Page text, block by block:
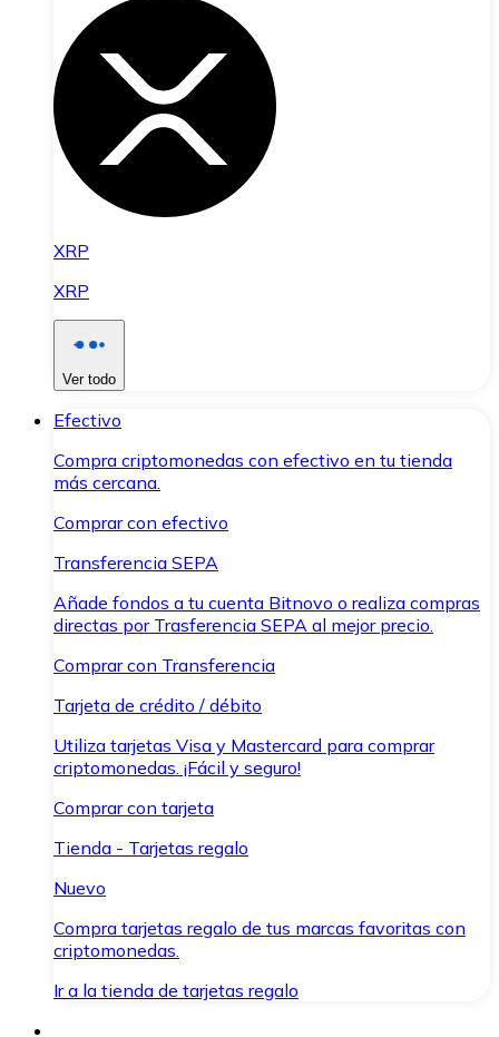
XRP
XRP
Ver todo
Efectivo
Compra criptomonedas con efectivo en tu tienda
más cercana.
Comprar con efectivo
Transferencia SEPA
Añade fondos a tu cuenta Bitnovo o realiza compras
directas por Trasferencia SEPA al mejor precio.
Comprar con Transferencia
Tarjeta de crédito / débito
Utiliza tarjetas Visa y Mastercard para comprar
criptomonedas. ¡Fácil y seguro!
Comprar con tarjeta
Tienda - Tarjetas regalo
Nuevo
Compra tarjetas regalo de tus marcas favoritas con
criptomonedas.
Ir a la tienda de tarjetas regalo